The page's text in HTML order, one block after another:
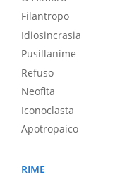
Filantropo
Idiosincrasia
Pusillanime
Refuso
Neofita
Iconoclasta
Apotropaico
RIME